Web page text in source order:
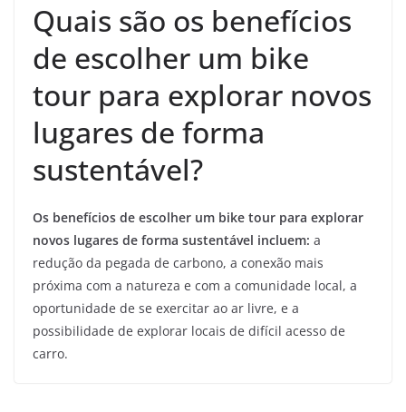
Quais são os benefícios
de escolher um bike
tour para explorar novos
lugares de forma
sustentável?
Os benefícios de escolher um bike tour para explorar
novos lugares de forma sustentável incluem: a
redução da pegada de carbono, a conexão mais
próxima com a natureza e com a comunidade local, a
oportunidade de se exercitar ao ar livre, e a
possibilidade de explorar locais de difícil acesso de
carro.